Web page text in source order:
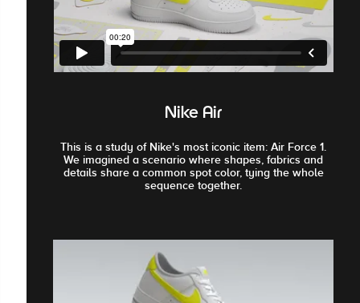
Nike Air
This is a study of Nike's most iconic item: Air Force 1.
We imagined a scenario where shapes, fabrics and
details share a common spot color, tying the whole
sequence together.